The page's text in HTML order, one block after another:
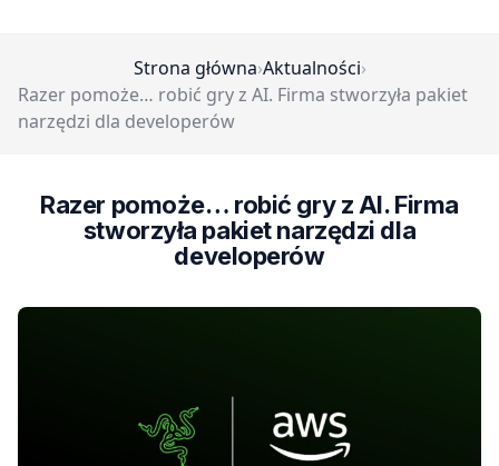
Strona główna›Aktualności›
Razer pomoże… robić gry z AI. Firma stworzyła pakiet
narzędzi dla developerów
Razer pomoże… robić gry z AI. Firma
stworzyła pakiet narzędzi dla
developerów